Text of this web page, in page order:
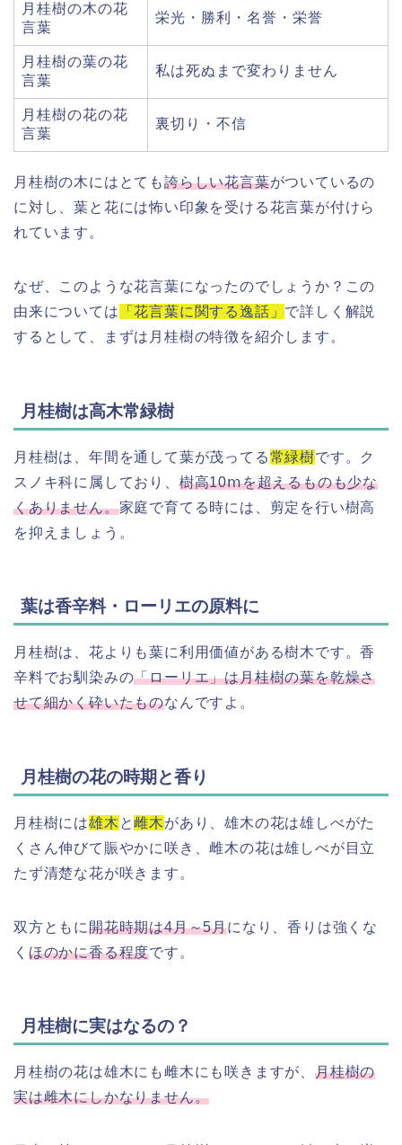
月桂樹の木の花
言葉
栄光・勝利・名誉・栄誉
月桂樹の葉の花
言葉
私は死ぬまで変わりません
月桂樹の花の花
言葉
裏切り・不信
月桂樹の木にはとても誇らしい花言葉がついているの
に対し、葉と花には怖い印象を受ける花言葉が付けら
れています。
なぜ、このような花言葉になったのでしょうか？この
由来については 「花言葉に関する逸話」 で詳しく解説
するとして、まずは月桂樹の特徴を紹介します。
月桂樹は高木常緑樹
月桂樹は、年間を通して葉が茂ってる常緑樹です。ク
スノキ科に属しており、 樹高10ⅿを超えるものも少な
くありません。家庭で育てる時には、剪定を行い樹高
を抑えましょう。
葉は香辛料・ローリエの原料に
月桂樹は、花よりも葉に利用価値がある樹木です。香
辛料でお馴染みの「ローリエ」は月桂樹の葉を乾燥さ
せて細かく砕いたものなんですよ。
月桂樹の花の時期と香り
月桂樹には雄木 と雌木があり、雄木の花は雄しべがた
くさん伸びて賑やかに咲き、雌木の花は雄しべが目立
たず清楚な花が咲きます。
双方ともに開花時期は4月～5月になり、香りは強くな
く ほのかに香る程度です。
月桂樹に実はなるの？
月桂樹の花は雄木にも雌木にも咲きますが、 月桂樹の
実は雌木にしかなりません。